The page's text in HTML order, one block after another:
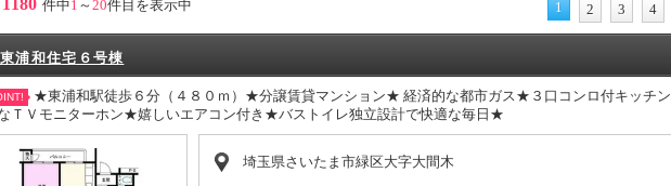
1180 件中1 ～ 20件目を表示中 1 2 3 4
東浦和住宅６号棟
★東浦和駅徒歩６分（４８０ｍ）★分譲賃貸マンション★ 経済的な都市ガス★３口コンロ付キッチ
ＴＶモニターホン★嬉しいエアコン付き★バストイレ独立設計で快適な毎日★
埼玉県さいたま市緑区大字大間木